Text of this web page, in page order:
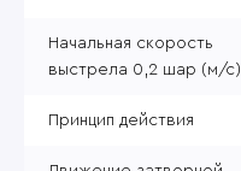
Начальная скорость
выстрела 0,2 шар (м/с)
Принцип действия